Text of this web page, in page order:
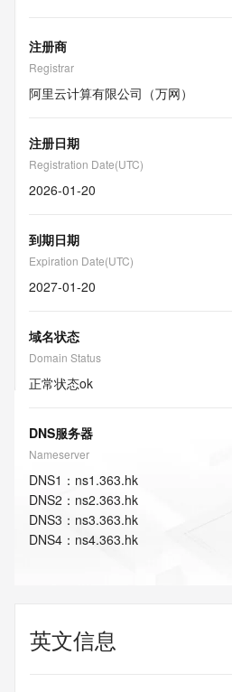
注册商
Registrar
阿里云计算有限公司（万网）
注册日期
Registration Date(UTC)
2026-01-20
到期日期
Expiration Date(UTC)
2027-01-20
域名状态
Domain Status
正常状态ok
DNS服务器
Nameserver
DNS1 ： ns1.363.hk
DNS2 ： ns2.363.hk
DNS3 ： ns3.363.hk
DNS4 ： ns4.363.hk
英文信息